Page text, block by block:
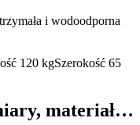
i wodoodporna
120 kgSzerokość 65
materiał…